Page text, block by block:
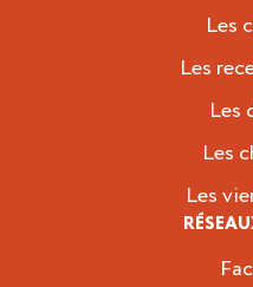
Les
Les
Les
Les
Les